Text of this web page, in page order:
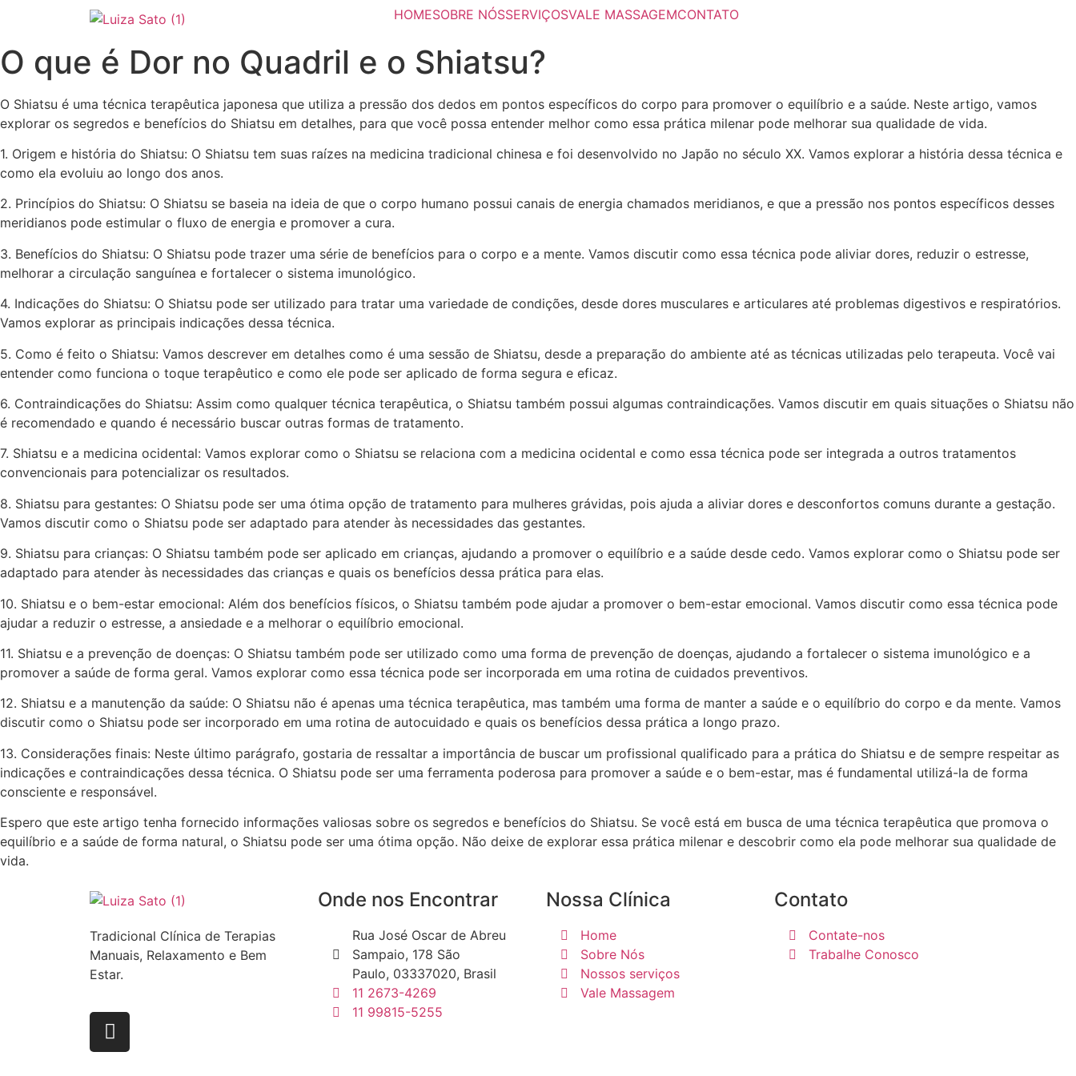
HOMESOBRE NÓSSERVIÇOSVALE MASSAGEMCONTATO
O que é Dor no Quadril e o Shiatsu?
O Shiatsu é uma técnica terapêutica japonesa que utiliza a pressão dos dedos em pontos específicos do corpo para promover o equilíbrio e a saúde. Neste artigo, vamos
explorar os segredos e benefícios do Shiatsu em detalhes, para que você possa entender melhor como essa prática milenar pode melhorar sua qualidade de vida.
1. Origem e história do Shiatsu: O Shiatsu tem suas raízes na medicina tradicional chinesa e foi desenvolvido no Japão no século XX. Vamos explorar a história dessa técnica e
como ela evoluiu ao longo dos anos.
2. Princípios do Shiatsu: O Shiatsu se baseia na ideia de que o corpo humano possui canais de energia chamados meridianos, e que a pressão nos pontos específicos desses
meridianos pode estimular o fluxo de energia e promover a cura.
3. Benefícios do Shiatsu: O Shiatsu pode trazer uma série de benefícios para o corpo e a mente. Vamos discutir como essa técnica pode aliviar dores, reduzir o estresse,
melhorar a circulação sanguínea e fortalecer o sistema imunológico.
4. Indicações do Shiatsu: O Shiatsu pode ser utilizado para tratar uma variedade de condições, desde dores musculares e articulares até problemas digestivos e respiratórios.
Vamos explorar as principais indicações dessa técnica.
5. Como é feito o Shiatsu: Vamos descrever em detalhes como é uma sessão de Shiatsu, desde a preparação do ambiente até as técnicas utilizadas pelo terapeuta. Você vai
entender como funciona o toque terapêutico e como ele pode ser aplicado de forma segura e eficaz.
6. Contraindicações do Shiatsu: Assim como qualquer técnica terapêutica, o Shiatsu também possui algumas contraindicações. Vamos discutir em quais situações o Shiatsu não
é recomendado e quando é necessário buscar outras formas de tratamento.
7. Shiatsu e a medicina ocidental: Vamos explorar como o Shiatsu se relaciona com a medicina ocidental e como essa técnica pode ser integrada a outros tratamentos
convencionais para potencializar os resultados.
8. Shiatsu para gestantes: O Shiatsu pode ser uma ótima opção de tratamento para mulheres grávidas, pois ajuda a aliviar dores e desconfortos comuns durante a gestação.
Vamos discutir como o Shiatsu pode ser adaptado para atender às necessidades das gestantes.
9. Shiatsu para crianças: O Shiatsu também pode ser aplicado em crianças, ajudando a promover o equilíbrio e a saúde desde cedo. Vamos explorar como o Shiatsu pode ser
adaptado para atender às necessidades das crianças e quais os benefícios dessa prática para elas.
10. Shiatsu e o bem-estar emocional: Além dos benefícios físicos, o Shiatsu também pode ajudar a promover o bem-estar emocional. Vamos discutir como essa técnica pode
ajudar a reduzir o estresse, a ansiedade e a melhorar o equilíbrio emocional.
11. Shiatsu e a prevenção de doenças: O Shiatsu também pode ser utilizado como uma forma de prevenção de doenças, ajudando a fortalecer o sistema imunológico e a
promover a saúde de forma geral. Vamos explorar como essa técnica pode ser incorporada em uma rotina de cuidados preventivos.
12. Shiatsu e a manutenção da saúde: O Shiatsu não é apenas uma técnica terapêutica, mas também uma forma de manter a saúde e o equilíbrio do corpo e da mente. Vamos
discutir como o Shiatsu pode ser incorporado em uma rotina de autocuidado e quais os benefícios dessa prática a longo prazo.
13. Considerações finais: Neste último parágrafo, gostaria de ressaltar a importância de buscar um profissional qualificado para a prática do Shiatsu e de sempre respeitar as
indicações e contraindicações dessa técnica. O Shiatsu pode ser uma ferramenta poderosa para promover a saúde e o bem-estar, mas é fundamental utilizá-la de forma
consciente e responsável.
Espero que este artigo tenha fornecido informações valiosas sobre os segredos e benefícios do Shiatsu. Se você está em busca de uma técnica terapêutica que promova o
equilíbrio e a saúde de forma natural, o Shiatsu pode ser uma ótima opção. Não deixe de explorar essa prática milenar e descobrir como ela pode melhorar sua qualidade de
vida.
Tradicional Clínica de Terapias
Manuais, Relaxamento e Bem
Estar.
Onde nos Encontrar
Rua José Oscar de Abreu
Sampaio, 178 São
Paulo, 03337020, Brasil
11 2673-4269
11 99815-5255
Nossa Clínica
Home
Sobre Nós
Nossos serviços
Vale Massagem
Contato
Contate-nos
Trabalhe Conosco